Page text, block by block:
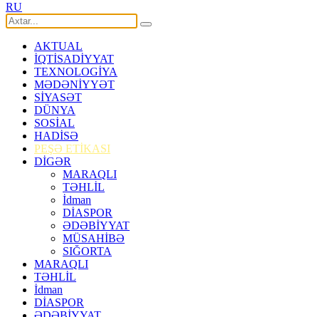
RU
AKTUAL
İQTİSADİYYAT
TEXNOLOGİYA
MƏDƏNİYYƏT
SİYASƏT
DÜNYA
SOSİAL
HADİSƏ
PEŞƏ ETİKASI
DİGƏR
MARAQLI
TƏHLİL
İdman
DİASPOR
ƏDƏBİYYAT
MÜSAHİBƏ
SIĞORTA
MARAQLI
TƏHLİL
İdman
DİASPOR